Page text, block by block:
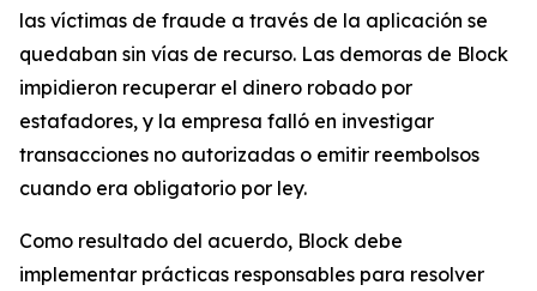
las víctimas de fraude a través de la aplicación se
quedaban sin vías de recurso. Las demoras de Block
impidieron recuperar el dinero robado por
estafadores, y la empresa falló en investigar
transacciones no autorizadas o emitir reembolsos
cuando era obligatorio por ley.
Como resultado del acuerdo, Block debe
implementar prácticas responsables para resolver